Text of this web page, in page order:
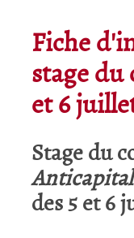
Fiche
stage du
et 6
Stage du
des 5 et 6